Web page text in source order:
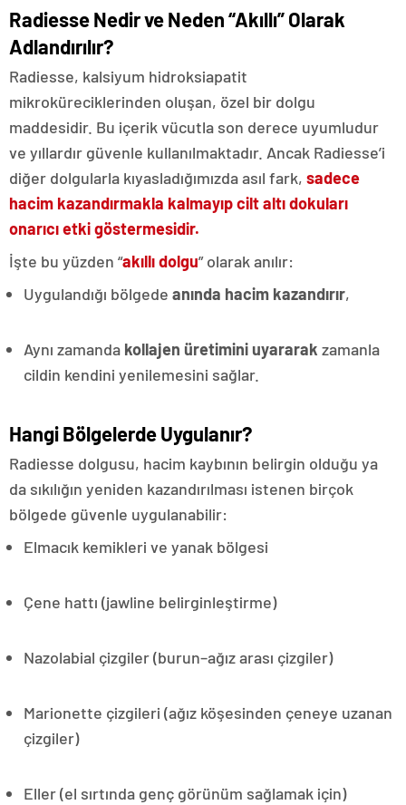
Radiesse Nedir ve Neden “Akıllı” Olarak
Adlandırılır?
Radiesse, kalsiyum hidroksiapatit
mikroküreciklerinden oluşan, özel bir dolgu
maddesidir. Bu içerik vücutla son derece uyumludur
ve yıllardır güvenle kullanılmaktadır. Ancak Radiesse’i
diğer dolgularla kıyasladığımızda asıl fark, sadece
hacim kazandırmakla kalmayıp cilt altı dokuları
onarıcı etki göstermesidir.
İşte bu yüzden “akıllı dolgu” olarak anılır:
Uygulandığı bölgede anında hacim kazandırır,
Aynı zamanda kollajen üretimini uyararak zamanla
cildin kendini yenilemesini sağlar.
Hangi Bölgelerde Uygulanır?
Radiesse dolgusu, hacim kaybının belirgin olduğu ya
da sıkılığın yeniden kazandırılması istenen birçok
bölgede güvenle uygulanabilir:
Elmacık kemikleri ve yanak bölgesi
Çene hattı (jawline belirginleştirme)
Nazolabial çizgiler (burun–ağız arası çizgiler)
Marionette çizgileri (ağız köşesinden çeneye uzanan
çizgiler)
Eller (el sırtında genç görünüm sağlamak için)